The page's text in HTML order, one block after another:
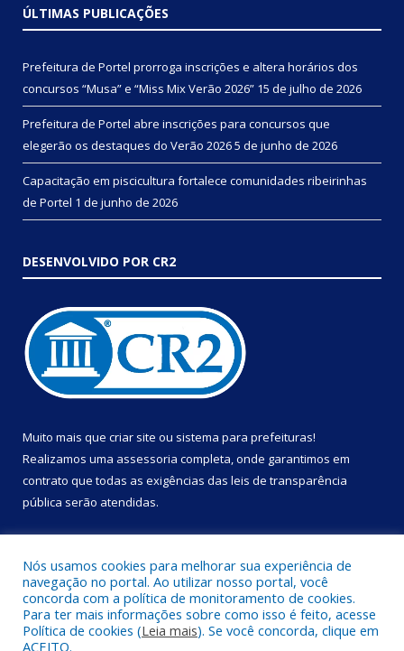
ÚLTIMAS PUBLICAÇÕES
Prefeitura de Portel prorroga inscrições e altera horários dos
concursos “Musa” e “Miss Mix Verão 2026” 15 de julho de 2026
Prefeitura de Portel abre inscrições para concursos que
elegerão os destaques do Verão 20265 de junho de 2026
Capacitação em piscicultura fortalece comunidades ribeirinhas
de Portel 1 de junho de 2026
DESENVOLVIDO POR CR2
Muito mais que criar site ou sistema para prefeituras!
Realizamos uma assessoria completa, onde garantimos em
contrato que todas as exigências das leis de transparência
pública serão atendidas.
Todos os direitos reservados a Prefeitura Municipal de Portel.
Nós usamos cookies para melhorar sua experiência de
navegação no portal. Ao utilizar nosso portal, você
concorda com a política de monitoramento de cookies.
Para ter mais informações sobre como isso é feito, acesse
Política de cookies (Leia mais). Se você concorda, clique em
ACEITO.